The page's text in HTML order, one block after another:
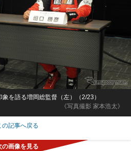
《写真撮影 家本浩太》
を語る増岡総監督（左）（2/23）
の記事へ戻る